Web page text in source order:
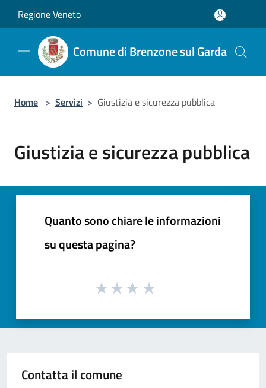
Regione Veneto
Comune di Brenzone sul Garda
Home > Servizi > Giustizia e sicurezza pubblica
Giustizia e sicurezza pubblica
Quanto sono chiare le informazioni
su questa pagina?
Contatta il comune